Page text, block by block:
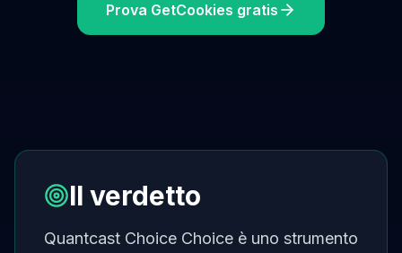
Prova GetCookies gratis
Il verdetto
Quantcast Choice Choice è uno strumento